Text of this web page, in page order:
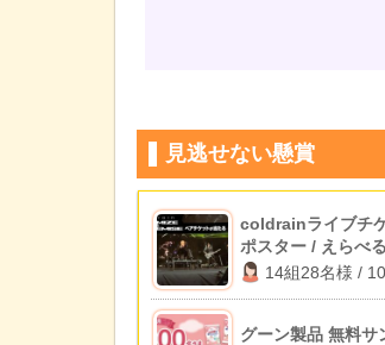
見逃せない懸賞
coldrainライブチ
ポスター / えらべ
14組28名様 /
グーン製品 無料サ